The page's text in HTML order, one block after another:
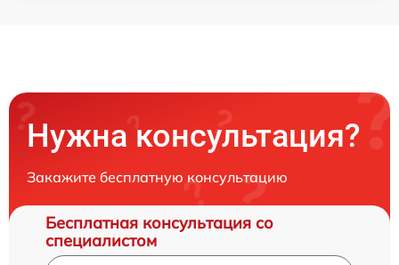
Нужна консультация?
Закажите бесплатную консультацию
Бесплатная консультация со
специалистом